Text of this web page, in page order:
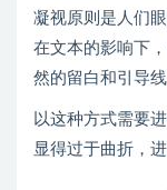
凝视原则是人们
在文本的影响下
然的留白和引导
以这种方式需要
显得过于曲折，